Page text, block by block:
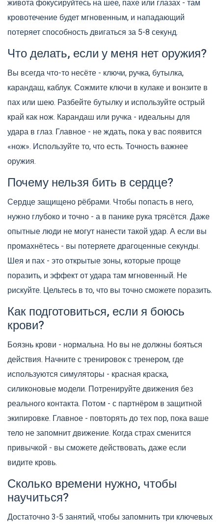
живота фокусируйтесь на шее, пахе или глазах - там
кровотечение будет мгновенным, и нападающий
потеряет способность двигаться за 5-8 секунд.
Что делать, если у меня нет оружия?
Вы всегда что-то несёте - ключи, ручка, бутылка,
карандаш, каблук. Сожмите ключи в кулаке и вонзите в
пах или шею. Разбейте бутылку и используйте острый
край как нож. Карандаш или ручка - идеальны для
удара в глаз. Главное - не ждать, пока у вас появится
«нож». Используйте то, что есть. Точность важнее
оружия.
Почему нельзя бить в сердце?
Сердце защищено рёбрами. Чтобы попасть в него,
нужно глубоко и точно - а в панике рука трясётся. Даже
опытные люди не могут нанести такой удар. А если вы
промахнётесь - вы потеряете драгоценные секунды.
Шея и пах - это открытые зоны, которые проще
поразить, и эффект от удара там мгновенный. Не
рискуйте. Цельтесь в то, что вы точно сможете поразить.
Как подготовиться, если я боюсь
крови?
Боязнь крови - нормальна. Но вы не должны бояться
действия. Начните с тренировок с тренером, где
используются симуляторы - красная краска,
силиконовые модели. Потренируйте движения без
реального контакта. Потом - с партнёром в защитной
экипировке. Главное - повторять до тех пор, пока ваше
тело не запомнит движение. Когда страх сменится
привычкой - вы сможете действовать, даже если
видите кровь.
Сколько времени нужно, чтобы
научиться?
Достаточно 3-5 занятий, чтобы запомнить три ключевых